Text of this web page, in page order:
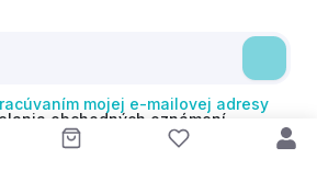
mojej e-mailovej adresy
obchodných oznámení
súlade s čl. 6 ods. 1 písm. a)
Svoj súhlas môžem kedykoľvek